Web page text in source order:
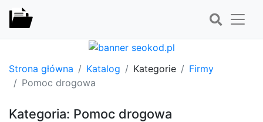
Strona główna Katalog Kategorie
Firmy
Pomoc drogowa
Kategoria: Pomoc drogowa